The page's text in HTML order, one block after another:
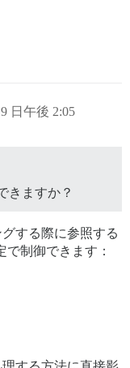
日午後 2:05
きますか？
する際に参照する
制御できます：